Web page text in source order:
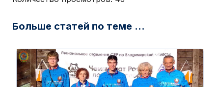
Больше статей по теме ...